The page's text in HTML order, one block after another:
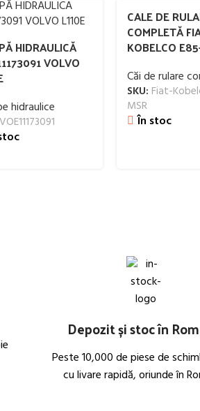
HIDRAULICĂ
VOLVO
hidraulice
VOE11173091
CALE DE
COMPLETĂ
KOBELCO
Căi de rulare
SKU: Fiat-
MSR
În stoc
Depozit și stoc în
Peste 10,000 de piese de
cu livare rapidă, oriunde în